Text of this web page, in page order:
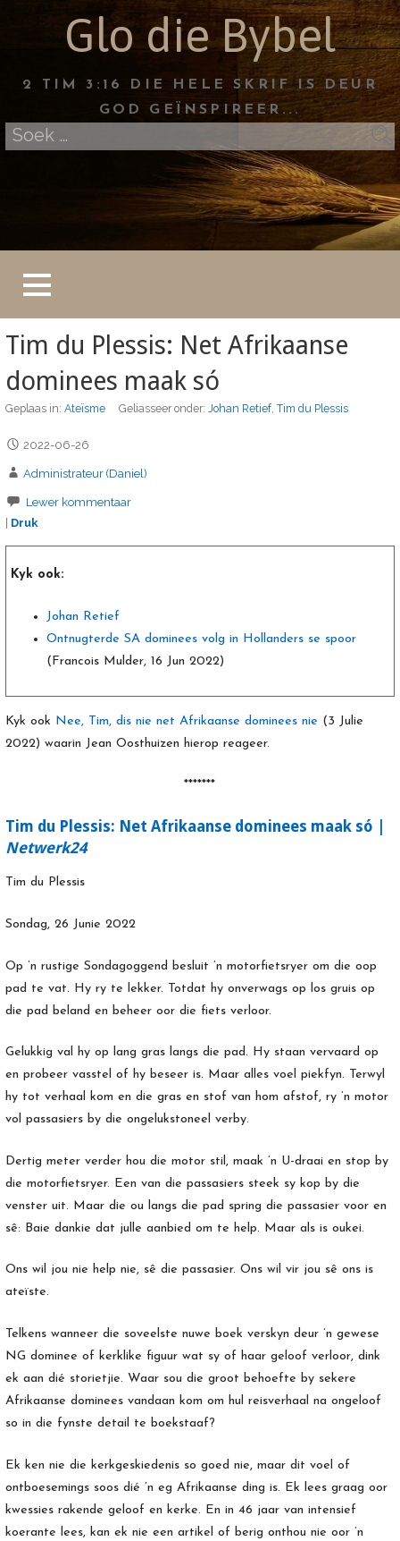
Glo die Bybel
2 TIM 3:16 DIE HELE SKRIF IS DEUR
GOD GEÏNSPIREER...
Soek
na:
Tim du Plessis: Net Afrikaanse
dominees maak só
Geplaas in:Ateïsme Geliasseer onder: Johan Retief,Tim du Plessis
2022-06-26
Administrateur (Daniel)
Lewer kommentaar
| Druk
Kyk ook:
Johan Retief
Ontnugterde SA dominees volg in Hollanders se spoor
(Francois Mulder, 16 Jun 2022)
Kyk ook Nee, Tim, dis nie net Afrikaanse dominees nie (3 Julie
2022) waarin Jean Oosthuizen hierop reageer.
*******
Tim du Plessis: Net Afrikaanse dominees maak só |
Netwerk24
Tim du Plessis
Sondag, 26 Junie 2022
Op ’n rustige Sondagoggend besluit ’n motorfietsryer om die oop
pad te vat. Hy ry te lekker. Totdat hy onverwags op los gruis op
die pad beland en beheer oor die fiets verloor.
Gelukkig val hy op lang gras langs die pad. Hy staan vervaard op
en probeer vasstel of hy beseer is. Maar alles voel piekfyn. Terwyl
hy tot verhaal kom en die gras en stof van hom afstof, ry ’n motor
vol passasiers by die ongelukstoneel verby.
Dertig meter verder hou die motor stil, maak ’n U-draai en stop by
die motorfietsryer. Een van die passasiers steek sy kop by die
venster uit. Maar die ou langs die pad spring die passasier voor en
sê: Baie dankie dat julle aanbied om te help. Maar als is oukei.
Ons wil jou nie help nie, sê die passasier. Ons wil vir jou sê ons is
ateïste.
Telkens wanneer die soveelste nuwe boek verskyn deur ’n gewese
NG dominee of kerklike figuur wat sy of haar geloof verloor, dink
ek aan dié storietjie. Waar sou die groot behoefte by sekere
Afrikaanse dominees vandaan kom om hul reisverhaal na ongeloof
so in die fynste detail te boekstaaf?
Ek ken nie die kerkgeskiedenis so goed nie, maar dit voel of
ontboesemings soos dié ’n eg Afrikaanse ding is. Ek lees graag oor
kwessies rakende geloof en kerke. En in 46 jaar van intensief
koerante lees, kan ek nie een artikel of berig onthou nie oor ’n